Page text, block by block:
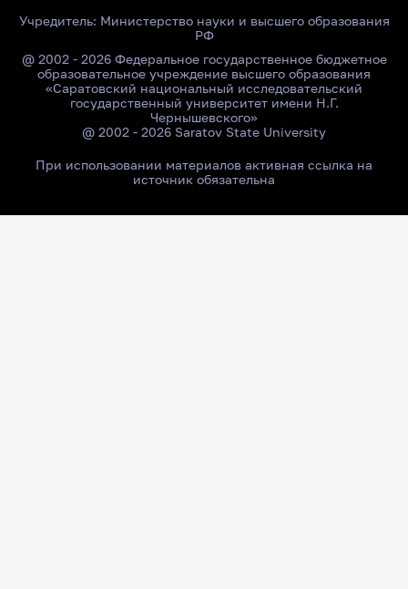
Учредитель: Министерство науки и высшего образования
РФ
@ 2002 - 2026 Федеральное государственное бюджетное
образовательное учреждение высшего образования
«Саратовский национальный исследовательский
государственный университет имени Н.Г.
Чернышевского»
@ 2002 - 2026 Saratov State University
При использовании материалов активная ссылка на
источник обязательна